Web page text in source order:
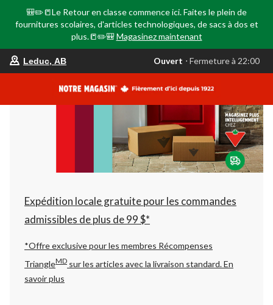
🎒✏️📒Le Retour en classe commence ici. Faites le plein de
fournitures scolaires, d'articles technologiques, de sacs à dos et
plus.📒✏️🎒 Magasinez maintenant
votre
est
AB,
Ouvert,
Fermeture
à
22:00
changer
Leduc, AB Ouvert ⋅ Fermeture à 22:00
Expédition locale gratuite pour les commandes
admissibles de plus de 99 $*
*Offre exclusive pour les membres Récompenses
TriangleMD sur les articles avec la livraison standard.En
savoir plus